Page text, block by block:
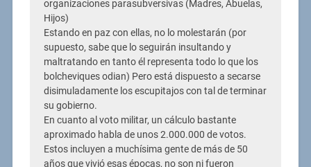
organizaciones parasubversivas (Madres, Abuelas,
Hijos)
Estando en paz con ellas, no lo molestarán (por
supuesto, sabe que lo seguirán insultando y
maltratando en tanto él representa todo lo que los
bolcheviques odian) Pero está dispuesto a secarse
disimuladamente los escupitajos con tal de terminar
su gobierno.
En cuanto al voto militar, un cálculo bastante
aproximado habla de unos 2.000.000 de votos.
Estos incluyen a muchísima gente de más de 50
años que vivió esas épocas, no son ni fueron